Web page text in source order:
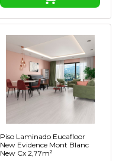
Piso Laminado Eucafloor
New Evidence Mont Blanc
New Cx 2,77m²